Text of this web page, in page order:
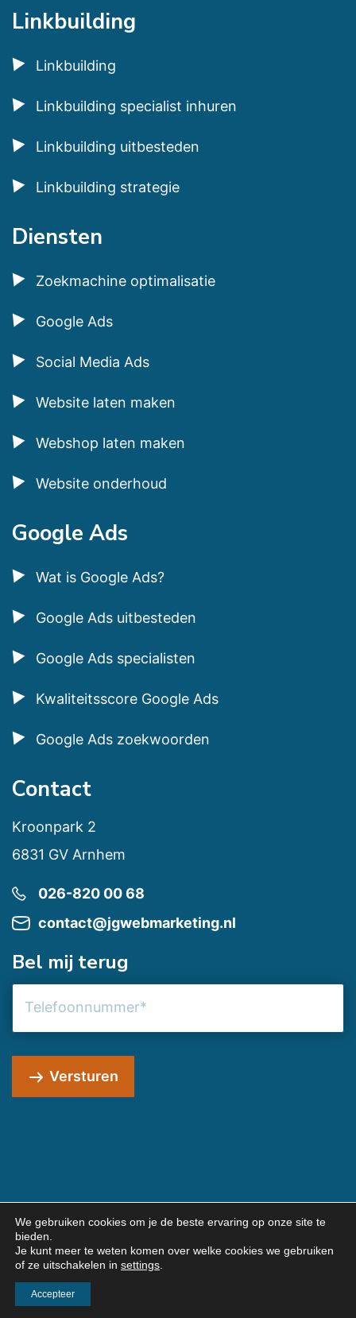
Linkbuilding
Linkbuilding
Linkbuilding specialist inhuren
Linkbuilding uitbesteden
Linkbuilding strategie
Diensten
Zoekmachine optimalisatie
Google Ads
Social Media Ads
Website laten maken
Webshop laten maken
Website onderhoud
Google Ads
Wat is Google Ads?
Google Ads uitbesteden
Google Ads specialisten
Kwaliteitsscore Google Ads
Google Ads zoekwoorden
Contact
Kroonpark 2
6831 GV Arnhem
026-820 00 68
contact@jgwebmarketing.nl
Bel mij terug
Versturen
© 2026 JG Webmarketing
Algemene voorwaarden
Sitemap
We gebruiken cookies om je de beste ervaring op onze site te
bieden.
Je kunt meer te weten komen over welke cookies we gebruiken
of ze uitschakelen in settings
Accepteer